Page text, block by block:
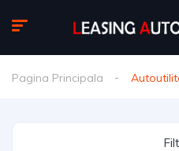
Pagina Principala